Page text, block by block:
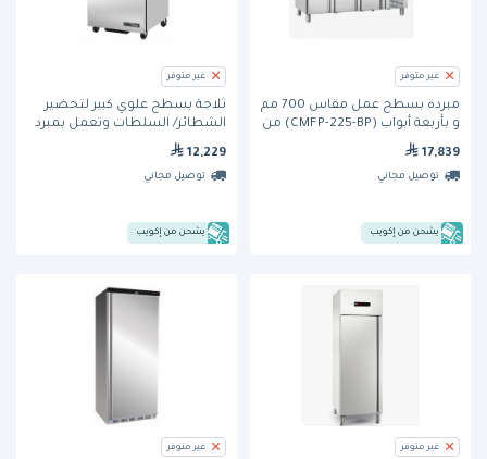
غير متوفر
مبردة بسطح عمل مقاس 700 مم
و بأربعة أبواب (CMFP-225-BP) من
17,839
توصيل مجاني
يشحن من إكويب
غير متوفر
ثلاجة بسطح علوي كبير لتحضير
الشطائر/ السلطات وتعمل بمبرد
من ترو
12,229
توصيل مجاني
يشحن من إكويب
غير متوفر غير متوفر